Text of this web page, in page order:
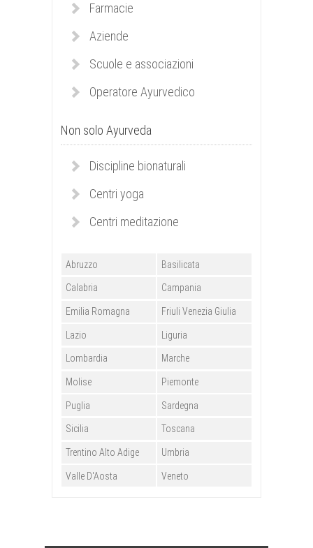
Farmacie
Aziende
Scuole e associazioni
Operatore Ayurvedico
Non solo Ayurveda
Discipline bionaturali
Centri yoga
Centri meditazione
Abruzzo Basilicata
Calabria Campania
Emilia Romagna Friuli Venezia Giulia
Lazio Liguria
Lombardia Marche
Molise Piemonte
Puglia Sardegna
Sicilia Toscana
Trentino Alto Adige Umbria
Valle D'Aosta Veneto